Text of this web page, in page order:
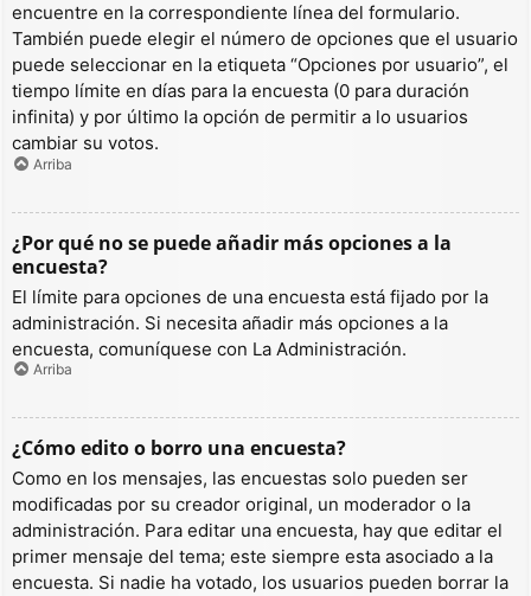
encuentre en la correspondiente línea del formulario.
También puede elegir el número de opciones que el usuario
puede seleccionar en la etiqueta “Opciones por usuario”, el
tiempo límite en días para la encuesta (0 para duración
infinita) y por último la opción de permitir a lo usuarios
cambiar su votos.
Arriba
¿Por qué no se puede añadir más opciones a la
encuesta?
El límite para opciones de una encuesta está fijado por la
administración. Si necesita añadir más opciones a la
encuesta, comuníquese con La Administración.
Arriba
¿Cómo edito o borro una encuesta?
Como en los mensajes, las encuestas solo pueden ser
modificadas por su creador original, un moderador o la
administración. Para editar una encuesta, hay que editar el
primer mensaje del tema; este siempre esta asociado a la
encuesta. Si nadie ha votado, los usuarios pueden borrar la